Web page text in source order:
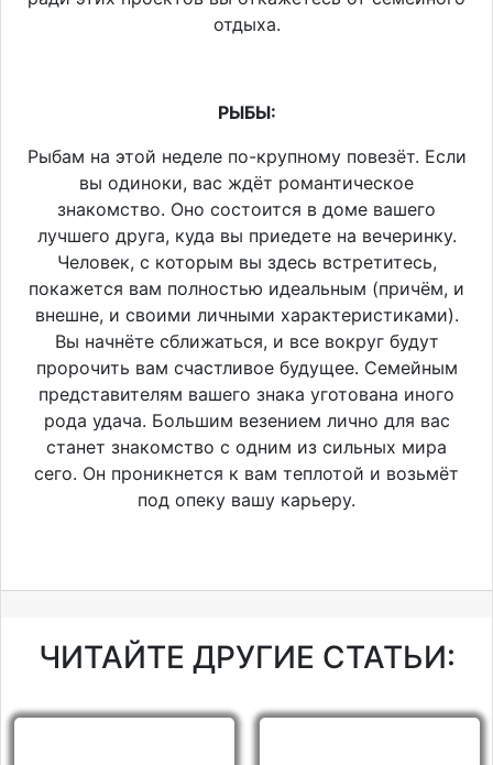
отдыха.
РЫБЫ:
Рыбам на этой неделе по-крупному повезёт. Если
вы одиноки, вас ждёт романтическое
знакомство. Оно состоится в доме вашего
лучшего друга, куда вы приедете на вечеринку.
Человек, с которым вы здесь встретитесь,
покажется вам полностью идеальным (причём, и
внешне, и своими личными характеристиками).
Вы начнёте сближаться, и все вокруг будут
пророчить вам счастливое будущее. Семейным
представителям вашего знака уготована иного
рода удача. Большим везением лично для вас
станет знакомство с одним из сильных мира
сего. Он проникнется к вам теплотой и возьмёт
под опеку вашу карьеру.
ЧИТАЙТЕ ДРУГИЕ СТАТЬИ: